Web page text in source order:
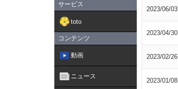
サービス
toto
コンテンツ
動画
ニュース
2023/06/03
2023/04/30
2023/02/26
2023/01/08